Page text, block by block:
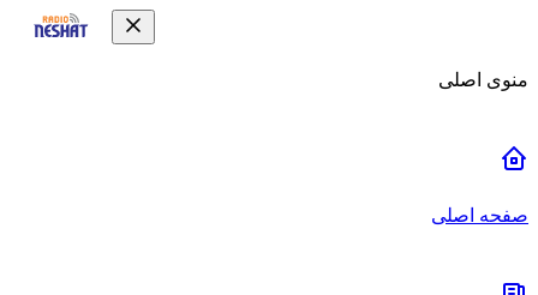
منوی اصلی
صفحه اصلی